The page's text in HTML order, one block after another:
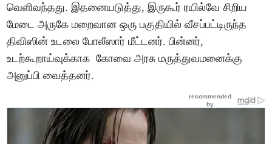
வெளிவந்தது. இதனையடுத்து, இருகூர் ரயில்வே சிறிய
மேடை அருகே மறைவான ஒரு பகுதியில் வீசப்பட்டிருந்த
திவிஸின் உடலை போலீஸார் மீட்டனர். பின்னர்,
உடற்கூறாய்வுக்காக கோவை அரசு மருத்துவமனைக்கு
அனுப்பி வைத்தனர்.